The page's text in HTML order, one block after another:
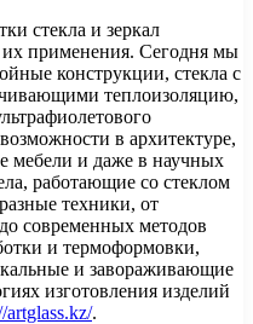
стекла и зеркал
применения. Сегодня мы
конструкции, стекла с
теплоизоляцию,
в архитектуре,
мебели и даже в научных
работающие со стеклом
техники, от
современных методов
и термоформовки,
и завораживающие
изготовления изделий
artglass.kz/.